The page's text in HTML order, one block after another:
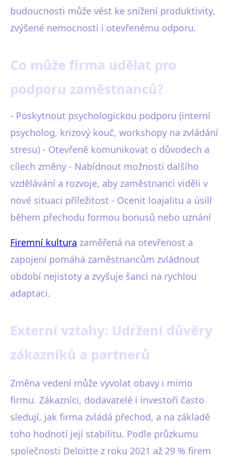
budoucnosti může vést ke snížení produktivity,
zvýšené nemocnosti i otevřenému odporu.
Co může firma udělat pro
podporu zaměstnanců?
- Poskytnout psychologickou podporu (interní
psycholog, krizový kouč, workshopy na zvládání
stresu) - Otevřeně komunikovat o důvodech a
cílech změny - Nabídnout možnosti dalšího
vzdělávání a rozvoje, aby zaměstnanci viděli v
nové situaci příležitost - Ocenit loajalitu a úsilí
během přechodu formou bonusů nebo uznání
Firemní kultura zaměřená na otevřenost a
zapojení pomáhá zaměstnancům zvládnout
období nejistoty a zvyšuje šanci na rychlou
adaptaci.
Externí vztahy: Udržení důvěry
zákazníků a partnerů
Změna vedení může vyvolat obavy i mimo
firmu. Zákazníci, dodavatelé i investoři často
sledují, jak firma zvládá přechod, a na základě
toho hodnotí její stabilitu. Podle průzkumu
společnosti Deloitte z roku 2021 až 29 % firem